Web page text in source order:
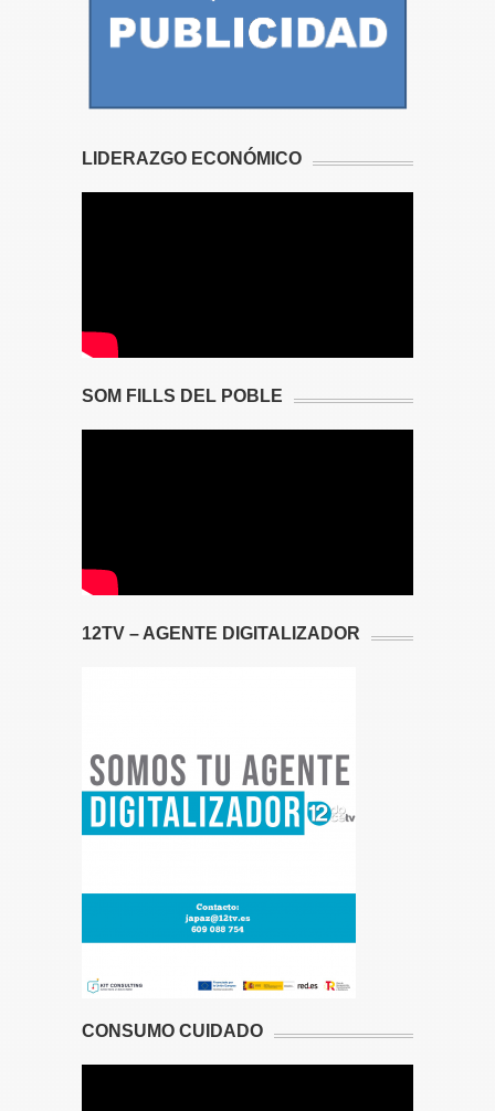
LIDERAZGO ECONÓMICO
SOM FILLS DEL POBLE
12TV – AGENTE DIGITALIZADOR
CONSUMO CUIDADO